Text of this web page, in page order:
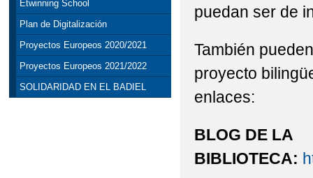
Etwinning School
Plan de Digitalización
Proyectos Europeos 2020/2021
Proyectos Europeos 2021/2022
SOLIDARIDAD EN EL BADIEL
puedan ser de
También
proyecto
enlaces:
BLOG DE LA
BIBLIOTECA: